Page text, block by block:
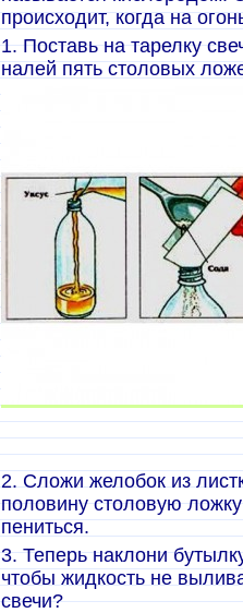
происходит, когда на
1. Поставь на тарелку
налей пять столовых
2. Сложи желобок из
половину столовую
пениться.
3. Теперь наклони
чтобы жидкость не
свечи?